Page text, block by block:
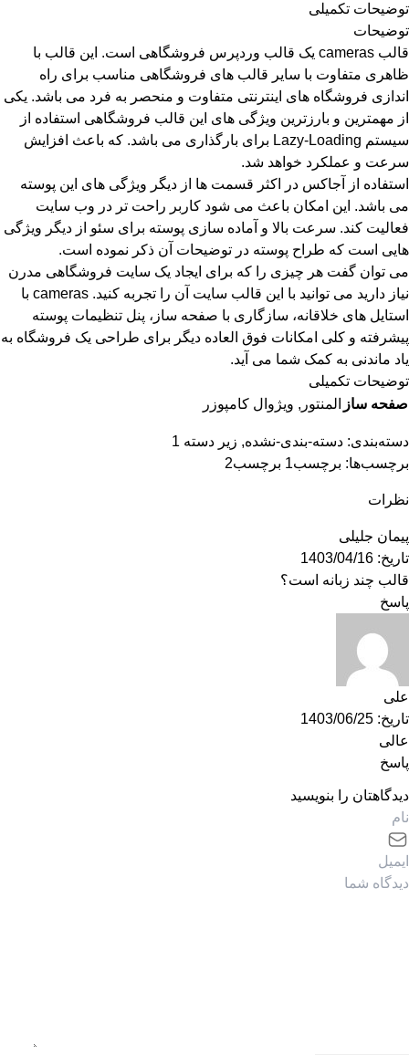
توضیحات تکمیلی
توضیحات
قالب cameras یک قالب وردپرس فروشگاهی است. این قالب با
ظاهری متفاوت با سایر قالب های فروشگاهی مناسب برای راه
اندازی فروشگاه های اینترنتی متفاوت و منحصر به فرد می باشد. یکی
از مهمترین و بارزترین ویژگی های این قالب فروشگاهی استفاده از
سیستم Lazy-Loading برای بارگذاری می باشد. که باعث افزایش
سرعت و عملکرد خواهد شد.
استفاده از آجاکس در اکثر قسمت ها از دیگر ویژگی های این پوسته
می باشد. این امکان باعث می شود کاربر راحت تر در وب سایت
فعالیت کند. سرعت بالا و آماده سازی پوسته برای سئو از دیگر ویژگی
هایی است که طراح پوسته در توضیحات آن ذکر نموده است.
می توان گفت هر چیزی را که برای ایجاد یک سایت فروشگاهی مدرن
نیاز دارید می توانید با این قالب سایت آن را تجربه کنید. cameras با
استایل های خلاقانه، سازگاری با صفحه ساز، پنل تنظیمات پوسته
پیشرفته و کلی امکانات فوق العاده دیگر برای طراحی یک فروشگاه به
یاد ماندنی به کمک شما می آید.
توضیحات تکمیلی
صفحه ساز
المنتور, ویژوال کامپوزر
دسته‌بندی: دسته-بندی-نشده, زیر دسته 1
برچسب‌ها: برچسب1 برچسب2
نظرات
پیمان جلیلی
تاریخ: 1403/04/16
قالب چند زبانه است؟
پاسخ
علی
تاریخ: 1403/06/25
عالی
پاسخ
دیدگاهتان را بنویسید